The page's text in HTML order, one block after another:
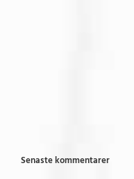
Senaste kommentarer